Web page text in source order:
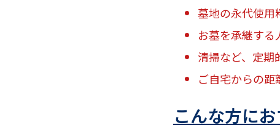
墓地の永代使用
お墓を承継する
清掃など、定期
ご自宅からの
こんな方に